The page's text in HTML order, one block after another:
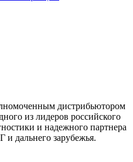
дистрибьютором
из лидеров российского
и надежного партнера
и дальнего зарубежья.